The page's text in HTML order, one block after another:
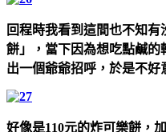
回程時我看到這間也不知
餅」，當下因為想吃點鹹
出一個爺爺招呼，於是不好
好像是110元的炸可樂餅，